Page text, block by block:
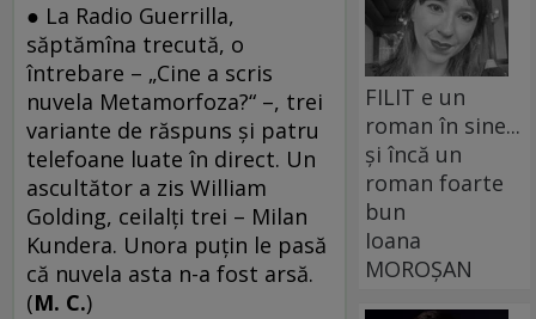
● La Radio Guerrilla,
săptămîna trecută, o
întrebare – „Cine a scris
nuvela Metamorfoza?“ –, trei
variante de răspuns şi patru
telefoane luate în direct. Un
ascultător a zis William
Golding, ceilalţi trei – Milan
Kundera. Unora puţin le pasă
că nuvela asta n-a fost arsă.
(M. C.)
FILIT e un
roman în sine...
și încă un
roman foarte
bun
Ioana
MOROȘAN